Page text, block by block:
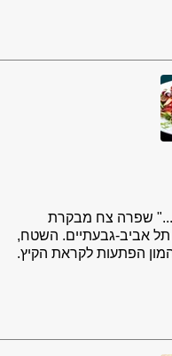
שפרה צח מבקרת
אביב-גבעתיים. השטח,
הפתעות לקראת הקיץ.